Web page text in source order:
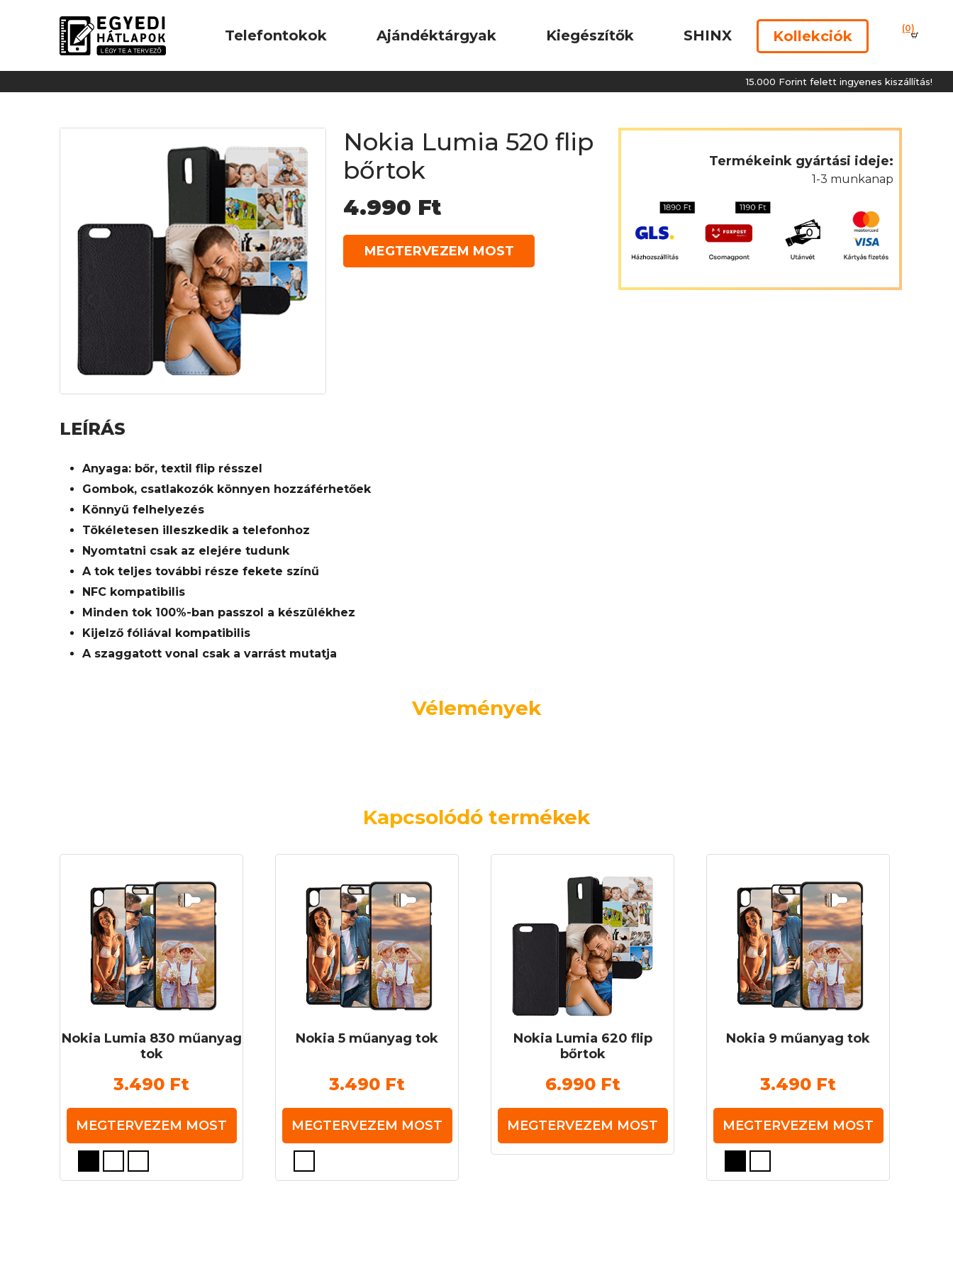
Telefontokok Ajándéktárgyak Kiegészítők SHINX Kollekciók (0)
15.000 Forint felett ingyenes kiszállítás!
Nokia Lumia 520 flip
bőrtok
4.990 Ft
MEGTERVEZEM MOST
Termékeink gyártási ideje:
1-3 munkanap
LEÍRÁS
Anyaga: bőr, textil flip résszel
Gombok, csatlakozók könnyen hozzáférhetőek
Könnyű felhelyezés
Tökéletesen illeszkedik a telefonhoz
Nyomtatni csak az elejére tudunk
A tok teljes további része fekete színű
NFC kompatibilis
Minden tok 100%-ban passzol a készülékhez
Kijelző fóliával kompatibilis
A szaggatott vonal csak a varrást mutatja
Vélemények
Kapcsolódó termékek
Nokia Lumia 830 műanyag
tok
3.490 Ft
MEGTERVEZEM MOST
Ennek
terméknek
Nokia 5 műanyag tok
3.490 Ft
MEGTERVEZEM MOST
Ennek
terméknek
Nokia Lumia 620 flip
bőrtok
6.990 Ft
MEGTERVEZEM MOST
Nokia 9 műanyag tok
3.490 Ft
MEGTERVEZEM MOST
Ennek
terméknek